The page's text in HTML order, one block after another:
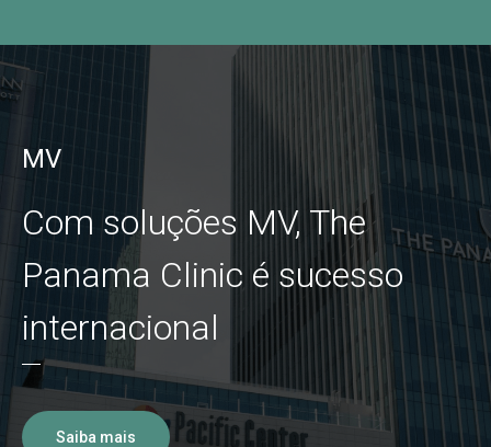
MV
Com soluções MV, The
Panama Clinic é sucesso
internacional
Saiba mais